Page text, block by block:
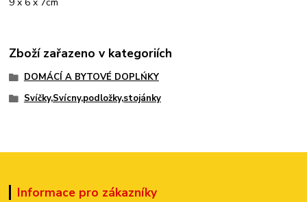
Zboží zařazeno v kategoriích
DOMÁCÍ A BYTOVÉ DOPLŃKY
Svíčky,Svícny,podložky,stojánky
Informace pro zákazníky